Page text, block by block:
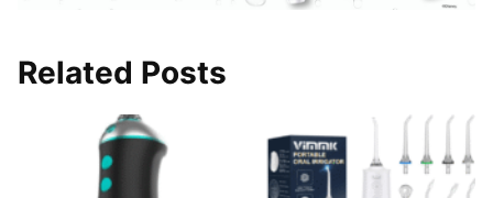
Related Posts